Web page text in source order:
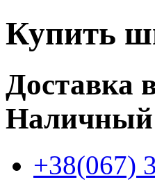
Купить
Доставка
Наличный
+38(067)